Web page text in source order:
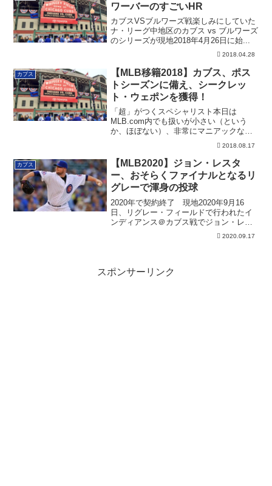
ワーバーのすごいHR
カブスVSブルワーズ戦楽しみにしていた
ナ・リーグ中地区のカブス vs ブルワーズ
のシリーズが現地2018年4月26日に始...
2018.04.28
カブス
【MLB移籍2018】カブス、ポス
トシーズンに備え、シークレッ
ト・ウェポンを獲得！
「超」がつくスペシャリスト本日は
MLB.com内でも扱いが小さい（という
か、ほぼない）、非常にマニアックな話
2018.08.17
カブス
【MLB2020】ジョン・レスタ
ー、おそらくファイナルとなるリ
グレーで渾身の投球
2020年で契約終了 現地2020年9月16
日、リグレー・フィールドで行われたイ
ンディアンス＠カブス戦でジョン・レス
2020.09.17
スポンサーリンク